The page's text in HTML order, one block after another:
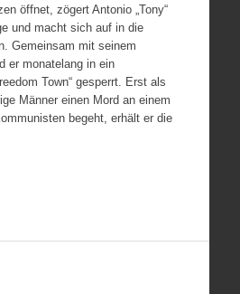
öffnet, zögert Antonio „Tony“
und macht sich auf in die
Gemeinsam mit seinem
er monatelang in ein
Town“ gesperrt. Erst als
Männer einen Mord an einem
begeht, erhält er die